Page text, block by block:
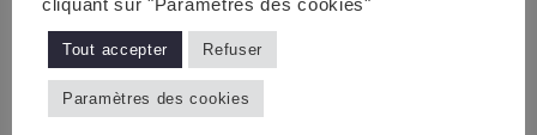
Brasucade du Bas Languedoc du 9 juillet
2023
cliquant sur "Paramètres des cookies"
Tout accepter Refuser
Paramètres des cookies